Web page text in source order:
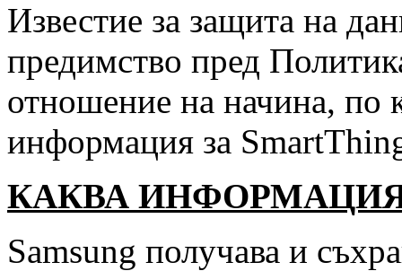
Известие за защита на
предимство пред
отношение на начина, по
информация за
КАКВА
Samsung получава и